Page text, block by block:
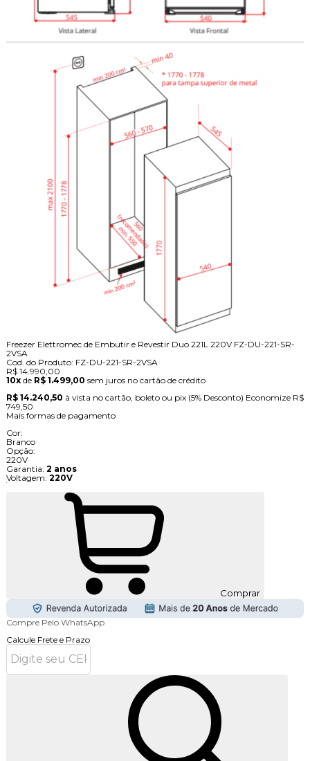
Freezer Elettromec de Embutir e Revestir Duo 221L 220V FZ-DU-221-SR-
2VSA
Cod. do Produto: FZ-DU-221-SR-2VSA
R$ 14.990,00
10xde R$ 1.499,00 sem juros no cartão de crédito
R$ 14.240,50 à vista no cartão, boleto ou pix (5% Desconto) Economize R$
749,50
Mais formas de pagamento
Cor:
Branco
Opção:
220V
Garantia: 2 anos
Voltagem: 220V
Comprar
Compre Pelo WhatsApp
Calcule Frete e Prazo